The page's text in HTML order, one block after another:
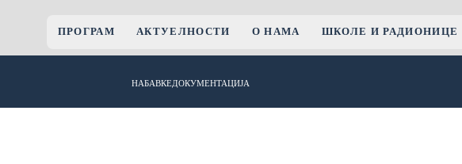
ПРОГРАМ АКТУЕЛНОСТИ О НАМА ШКОЛЕ И РАДИОНИЦЕ
НАБАВКЕДОКУМЕНТАЦИЈА